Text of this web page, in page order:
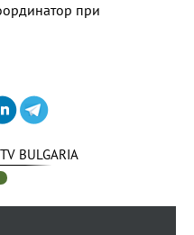
при
BULGARIA